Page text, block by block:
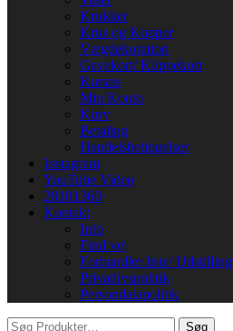
Krukker
Krus og Kopper
Vægdekoration
Gavekort/ Klippekort
Kursus
Min Konto
Kurv
Betaling
Handelsbetingelser
Instagram
YouTube Video
28181360
Kontakt
Info
Find vej
Forhandler liste/ Udstilling
Privatlivspolitik
Persondatapolitik